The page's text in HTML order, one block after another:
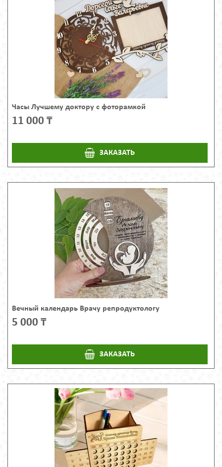
Часы Лучшему доктору с фоторамкой
11 000 ₸
ЗАКАЗАТЬ
Вечный календарь Врачу репродуктологу
5 000 ₸
ЗАКАЗАТЬ